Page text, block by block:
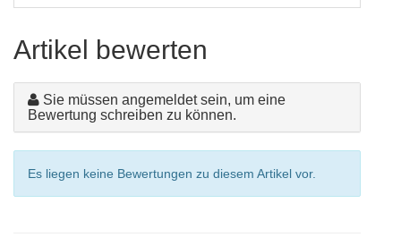
Artikel bewerten
Sie müssen angemeldet sein, um eine
Bewertung schreiben zu können.
Es liegen keine Bewertungen zu diesem Artikel vor.